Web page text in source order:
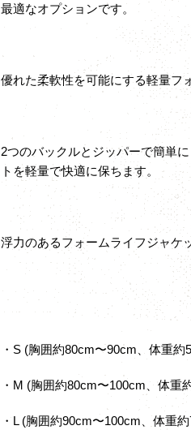
最適なオプションです。
優れた柔軟性を可能にする軽量フ
2つのバックルとジッパーで簡単
トを軽量で快適に保ちます。
浮力のあるフォームライフジャケ
・S (胸囲約80cm〜90cm、体重約
・M (胸囲約80cm〜100cm、体重
・L (胸囲約90cm〜100cm、体重